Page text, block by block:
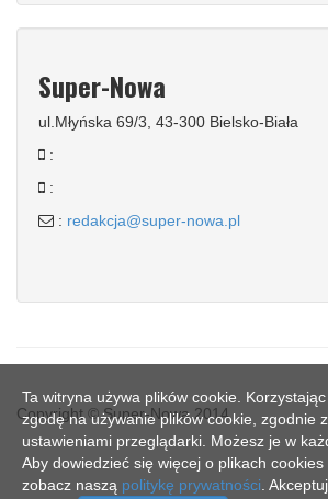
Super-Nowa
ul.Młyńska 69/3, 43-300 Bielsko-Biała
:
:
: redakcja@super-nowa.pl
Copyright © Super-Nowa 2014
Ta witryna używa plików cookie.
zgodę na używanie plików cookie, zgodnie
ustawieniami przeglądarki. Możesz je w
Aby dowiedzieć się więcej o plikach
zobacz naszą politykę prywatności .